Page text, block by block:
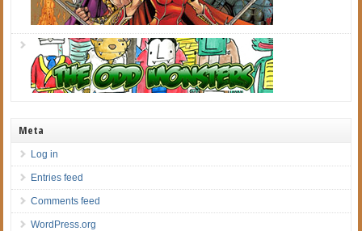
Meta
Log in
Entries feed
Comments feed
WordPress.org